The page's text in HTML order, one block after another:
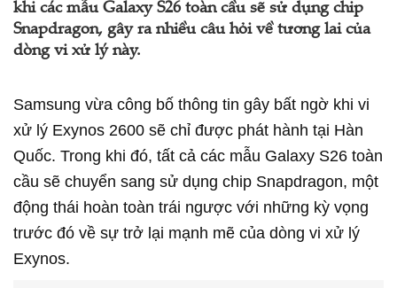
khi các mẫu Galaxy S26 toàn cầu sẽ sử dụng chip
Snapdragon, gây ra nhiều câu hỏi về tương lai của
dòng vi xử lý này.
Samsung vừa công bố thông tin gây bất ngờ khi vi
xử lý Exynos 2600 sẽ chỉ được phát hành tại Hàn
Quốc. Trong khi đó, tất cả các mẫu Galaxy S26 toàn
cầu sẽ chuyển sang sử dụng chip Snapdragon, một
động thái hoàn toàn trái ngược với những kỳ vọng
trước đó về sự trở lại mạnh mẽ của dòng vi xử lý
Exynos.